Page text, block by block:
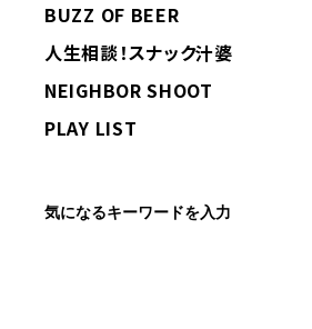
BUZZ OF BEER
人生相談！スナック汁婆
NEIGHBOR SHOOT
PLAY LIST